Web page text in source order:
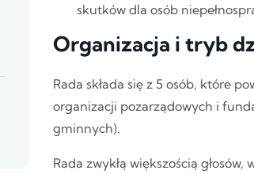
skutków dla osób
Organizacja i tryb
Rada składa się z 5 osób, które
organizacji pozarządowych i
gminnych).
Rada zwykłą większością